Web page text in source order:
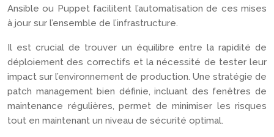
Ansible ou Puppet facilitent l’automatisation de ces mises
à jour sur l’ensemble de l’infrastructure.
Il est crucial de trouver un équilibre entre la rapidité de
déploiement des correctifs et la nécessité de tester leur
impact sur l’environnement de production. Une stratégie de
patch management bien définie, incluant des fenêtres de
maintenance régulières, permet de minimiser les risques
tout en maintenant un niveau de sécurité optimal.